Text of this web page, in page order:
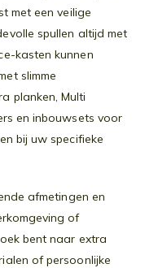
met een veilige
spullen altijd met
kasten kunnen
slimme
planken, Multi
en inbouwsets voor
bij uw specifieke
afmetingen en
of
bent naar extra
of persoonlijke